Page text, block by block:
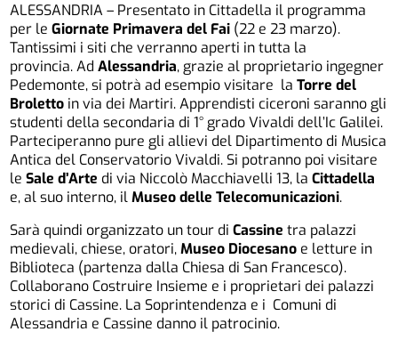
ALESSANDRIA – Presentato in Cittadella il programma
per leGiornate Primavera del Fai (22 e 23 marzo).
Tantissimi i siti che verranno aperti in tutta la
provincia. AdAlessandria, grazie al proprietario ingegner
Pedemonte, si potrà ad esempio visitare laTorre del
Broletto in via dei Martiri. Apprendisti ciceroni saranno gli
studenti della secondaria di 1° grado Vivaldi dell’Ic Galilei.
Parteciperanno pure gli allievi del Dipartimento di Musica
Antica del Conservatorio Vivaldi. Si potranno poi visitare
leSale d’Arte di via Niccolò Macchiavelli 13, laCittadella
e, al suo interno, ilMuseo delle Telecomunicazioni.
Sarà quindi organizzato un tour diCassine tra palazzi
medievali, chiese, oratori,Museo Diocesano e letture in
Biblioteca (partenza dalla Chiesa di San Francesco).
Collaborano Costruire Insieme e i proprietari dei palazzi
storici di Cassine. La Soprintendenza e i Comuni di
Alessandria e Cassine danno il patrocinio.